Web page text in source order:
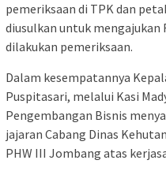
pemeriksaan di TPK dan
diusulkan untuk mengajukan
dilakukan pemeriksaan.
Dalam kesempatannya
Puspitasari, melalui Kasi
Pengembangan Bisnis
jajaran Cabang Dinas
PHW III Jombang atas